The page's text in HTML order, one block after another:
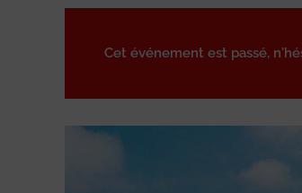
Cet événement est passé,